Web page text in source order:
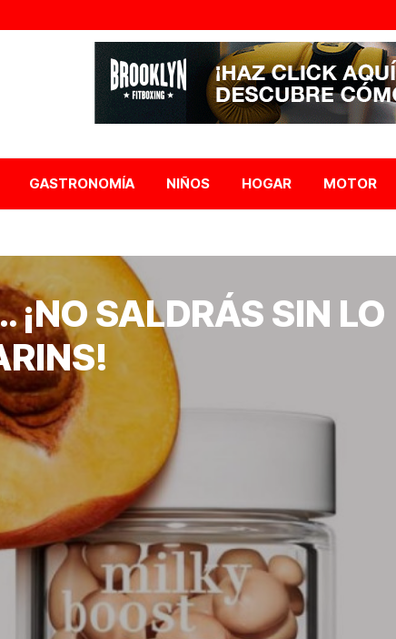
GASTRONOMÍA NIÑOS HOGAR MOTOR
¡NO SALDRÁS SIN LO